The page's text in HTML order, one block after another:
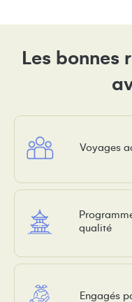
Les bonnes
Voyages
qualité
Engagés